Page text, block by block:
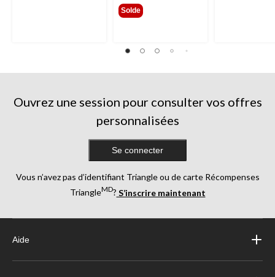
Solde
Ouvrez une session pour consulter vos offres
personnalisées
Se connecter
Vous n’avez pas d’identifiant Triangle ou de carte Récompenses
TriangleMD? S’inscrire maintenant
Aide